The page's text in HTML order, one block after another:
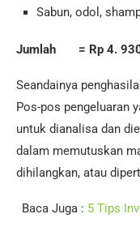
Sabun, odol,
Jumlah = Rp 4.
Seandainya
Pos-pos pengeluaran
untuk dianalisa dan
dalam memutuskan
dihilangkan, atau
Baca Juga : 5 Tips